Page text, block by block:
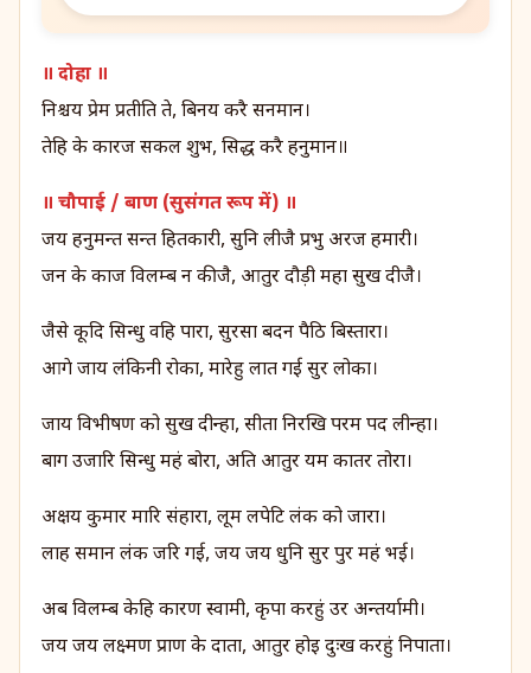
॥ दोहा ॥
निश्चय प्रेम प्रतीति ते, बिनय करै सनमान।
तेहि के कारज सकल शुभ, सिद्ध करै हनुमान॥
॥ चौपाई / बाण (सुसंगत रूप में) ॥
जय हनुमन्त सन्त हितकारी, सुनि लीजै प्रभु अरज हमारी।
जन के काज विलम्ब न कीजै, आतुर दौड़ी महा सुख दीजै।
जैसे कूदि सिन्धु वहि पारा, सुरसा बदन पैठि बिस्तारा।
आगे जाय लंकिनी रोका, मारेहु लात गई सुर लोका।
जाय विभीषण को सुख दीन्हा, सीता निरखि परम पद लीन्हा।
बाग उजारि सिन्धु महं बोरा, अति आतुर यम कातर तोरा।
अक्षय कुमार मारि संहारा, लूम लपेटि लंक को जारा।
लाह समान लंक जरि गई, जय जय धुनि सुर पुर महं भई।
अब विलम्ब केहि कारण स्वामी, कृपा करहुं उर अन्तर्यामी।
जय जय लक्ष्मण प्राण के दाता, आतुर होइ दुःख करहुं निपाता।